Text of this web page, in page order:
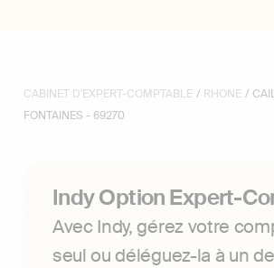
CABINET D'EXPERT-COMPTABLE / RHONE /
FONTAINES - 69270
Indy Option Expert-
Avec Indy, gérez votre
seul ou déléguez-la à un